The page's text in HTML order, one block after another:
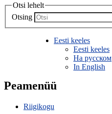
Otsi lehelt
Otsing
Eesti keeles
Eesti keeles
На русском
In English
Peamenüü
Riigikogu